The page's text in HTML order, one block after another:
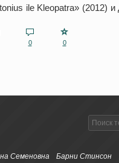
ile Kleopatra» (2012) и
0 0
Семеновна Барни Стинсон